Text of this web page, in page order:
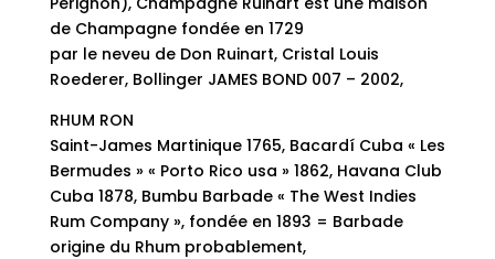
de Champagne fondée en 1729
par le neveu de Don Ruinart, Cristal Louis
Roederer, Bollinger JAMES BOND 007 – 2002,
RHUM RON
Saint-James Martinique 1765, Bacardí Cuba « Les
Bermudes » « Porto Rico usa » 1862, Havana Club
Cuba 1878, Bumbu Barbade « The West Indies
Rum Company », fondée en 1893 = Barbade
origine du Rhum probablement,